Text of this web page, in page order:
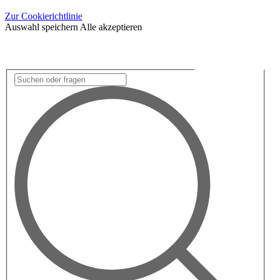
Zur Cookierichtlinie
Auswahl speichern Alle akzeptieren